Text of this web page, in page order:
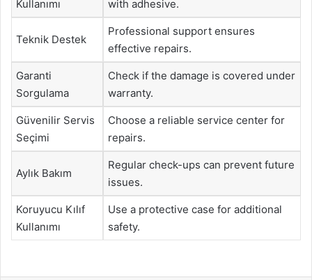
Kullanımı
with adhesive.
Teknik Destek
Professional support ensures
effective repairs.
Garanti
Sorgulama
Check if the damage is covered under
warranty.
Güvenilir Servis
Seçimi
Choose a reliable service center for
repairs.
Aylık Bakım
Regular check-ups can prevent future
issues.
Koruyucu Kılıf
Kullanımı
Use a protective case for additional
safety.